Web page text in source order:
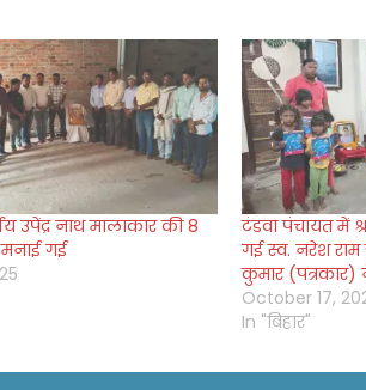
उपेंद्र नाथ मालाकार की 8
मनाई गई
टंडवा पंचायत में
गई स्व. नरेश राम
कुमार (पत्रकार)
October 17,
In "बिहार"